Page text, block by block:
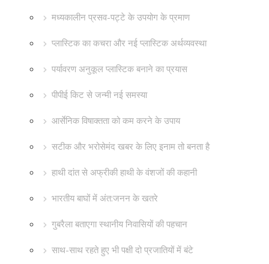
मध्यकालीन प्रसव-पट्टे के उपयोग के प्रमाण
प्लास्टिक का कचरा और नई प्लास्टिक अर्थव्यवस्था
पर्यावरण अनुकूल प्लास्टिक बनाने का प्रयास
पीपीई किट से जन्मी नई समस्या
आर्सेनिक विषाक्तता को कम करने के उपाय
सटीक और भरोसेमंद खबर के लिए इनाम तो बनता है
हाथी दांत से अफ्रीकी हाथी के वंशजों की कहानी
भारतीय बाघों में अंत:जनन के खतरे
गुबरैला बताएगा स्थानीय निवासियों की पहचान
साथ-साथ रहते हुए भी पक्षी दो प्रजातियों में बंटे